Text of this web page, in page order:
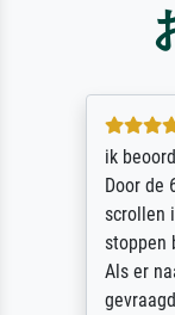
ik
Door de
scrollen
stoppen
Als er